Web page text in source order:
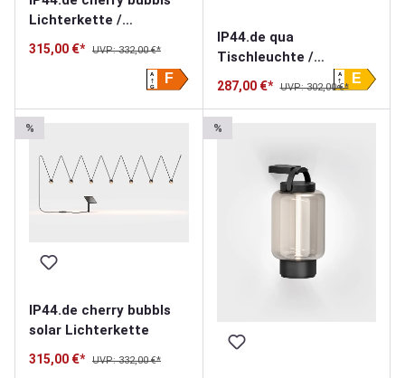
Lichterkette /
Akkuleuchte
315,00 €* UVP: 332,00 €*
F
A
G
IP44.de qua
Tischleuchte /
287,00 €* UVP: 302,00 €*
E
A
G
%
IP44.de cherry bubbls
solar Lichterkette
315,00 €* UVP: 332,00 €*
%